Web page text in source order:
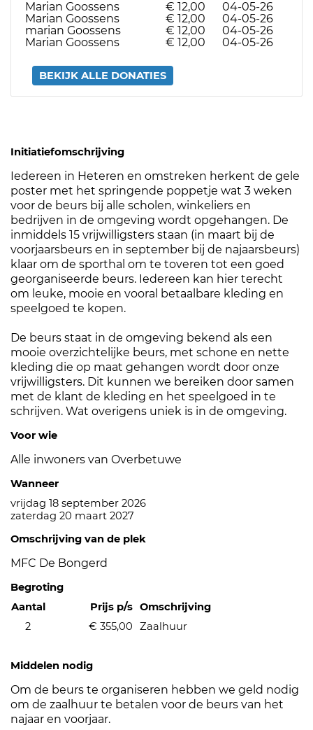
Marian Goossens
€ 12,00
04-05-26
Marian Goossens
€ 12,00
04-05-26
marian Goossens
€ 12,00
04-05-26
Marian Goossens
€ 12,00 04-05-26
BEKIJK ALLE DONATIES
Initiatiefomschrijving
Iedereen in Heteren en omstreken herkent de gele
poster met het springende poppetje wat 3 weken
voor de beurs bij alle scholen, winkeliers en
bedrijven in de omgeving wordt opgehangen. De
inmiddels 15 vrijwilligsters staan (in maart bij de
voorjaarsbeurs en in september bij de najaarsbeurs)
klaar om de sporthal om te toveren tot een goed
georganiseerde beurs. Iedereen kan hier terecht
om leuke, mooie en vooral betaalbare kleding en
speelgoed te kopen.
De beurs staat in de omgeving bekend als een
mooie overzichtelijke beurs, met schone en nette
kleding die op maat gehangen wordt door onze
vrijwilligsters. Dit kunnen we bereiken door samen
met de klant de kleding en het speelgoed in te
schrijven. Wat overigens uniek is in de omgeving.
Voor wie
Alle inwoners van Overbetuwe
Wanneer
vrijdag 18 september 2026
zaterdag 20 maart 2027
Omschrijving van de plek
MFC De Bongerd
Begroting
Aantal
Prijs p/s Omschrijving
2
€ 355,00 Zaalhuur
Middelen nodig
Om de beurs te organiseren hebben we geld nodig
om de zaalhuur te betalen voor de beurs van het
najaar en voorjaar.